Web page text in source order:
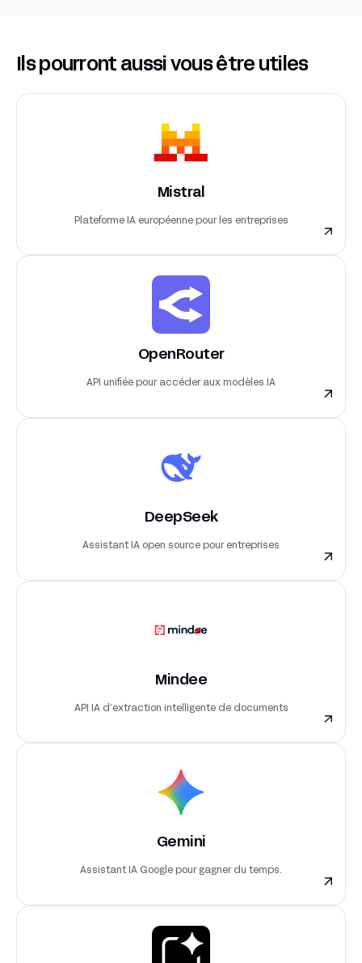
Ils pourront aussi vous être utiles
Mistral
Plateforme IA européenne pour les entreprises
OpenRouter
API unifiée pour accéder aux modèles IA
DeepSeek
Assistant IA open source pour entreprises
Mindee
API IA d’extraction intelligente de documents
Gemini
Assistant IA Google pour gagner du temps.